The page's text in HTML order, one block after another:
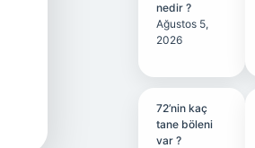
nedir ?
Ağustos 5,
2026
72’nin kaç
tane böleni
var ?